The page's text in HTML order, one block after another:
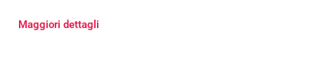
Maggiori dettagli